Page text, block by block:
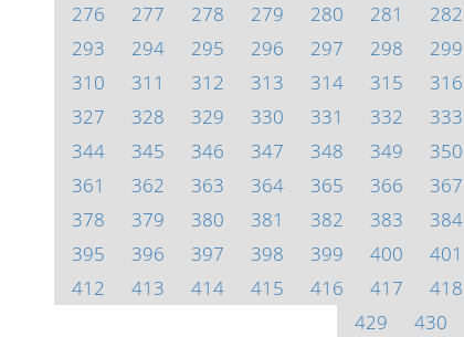
276
277 278 279 280 281 282
293
294 295 296 297 298 299
310
311 312 313 314 315 316
327
328 329 330 331 332 333
344
345 346 347 348 349 350
361
362 363 364 365 366 367
378
379 380 381 382 383 384
395
396 397 398 399 400 401
412
413 414 415 416 417 418
429
430